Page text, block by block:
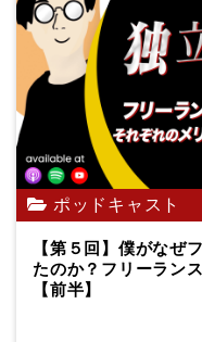
ポッドキャスト
【第５回】僕がなぜ
たのか？フリーラン
【前半】